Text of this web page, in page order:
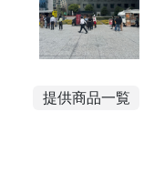
提供商品一覧